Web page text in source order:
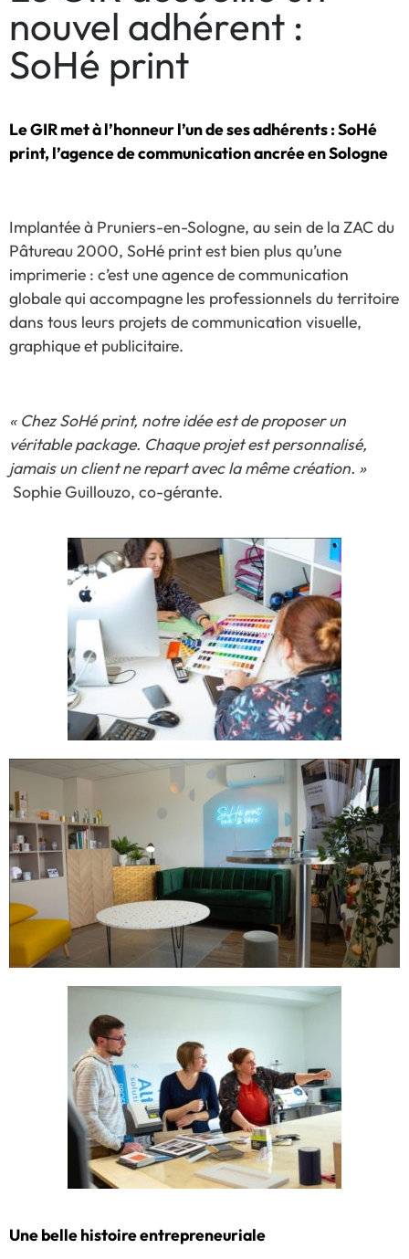
nouvel adhérent :
SoHé print
Le GIR met à l’honneur l’un de ses adhérents : SoHé
print, l’agence de communication ancrée en Sologne
Implantée à Pruniers-en-Sologne, au sein de la ZAC du
Pâtureau 2000, SoHé print est bien plus qu’une
imprimerie : c’est une agence de communication
globale qui accompagne les professionnels du territoire
dans tous leurs projets de communication visuelle,
graphique et publicitaire.
« Chez SoHé print, notre idée est de proposer un
véritable package. Chaque projet est personnalisé,
jamais un client ne repart avec la même création. »
Sophie Guillouzo, co-gérante.
Une belle histoire entrepreneuriale